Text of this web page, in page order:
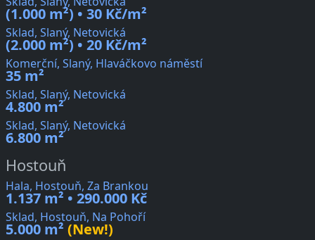
(1.000 m²) • 30 Kč/m²
Sklad, Slaný, Netovická
(2.000 m²) • 20 Kč/m²
Komerční, Slaný, Hlaváčkovo náměstí
35 m²
Sklad, Slaný, Netovická
4.800 m²
Sklad, Slaný, Netovická
6.800 m²
Hostouň
Hala, Hostouň, Za Brankou
1.137 m² • 290.000 Kč
Sklad, Hostouň, Na Pohoří
5.000 m² (New!)